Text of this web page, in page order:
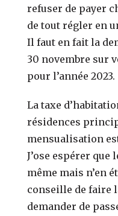
refuser de payer
de tout régler en
Il faut en fait la
30 novembre sur
pour l’année 2023.
La taxe
résidences
mensualisation
J’ose espérer que
même mais n’en
conseille de faire
demander de